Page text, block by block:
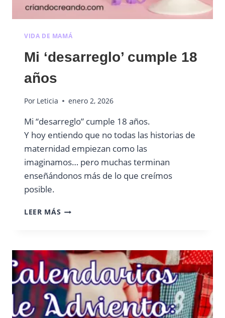
VIDA DE MAMÁ
Mi ‘desarreglo’ cumple 18
años
Por Leticia enero 2, 2026
Mi “desarreglo” cumple 18 años.
Y hoy entiendo que no todas las historias de
maternidad empiezan como las
imaginamos… pero muchas terminan
enseñándonos más de lo que creímos
posible.
LEER MÁS MI
AÑOS